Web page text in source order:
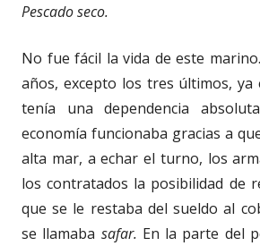
Pescado seco.
No fue fácil la vida de este
años, excepto los tres últimos, ya
tenía una dependencia
economía funcionaba gracias a
alta mar, a echar el turno, los
los contratados la posibilidad de
que se le restaba del sueldo al
se llamaba safar. En la parte del